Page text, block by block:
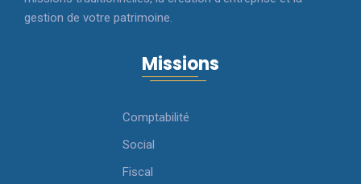
gestion de votre patrimoine.
Missions
Comptabilité
Social
Fiscal